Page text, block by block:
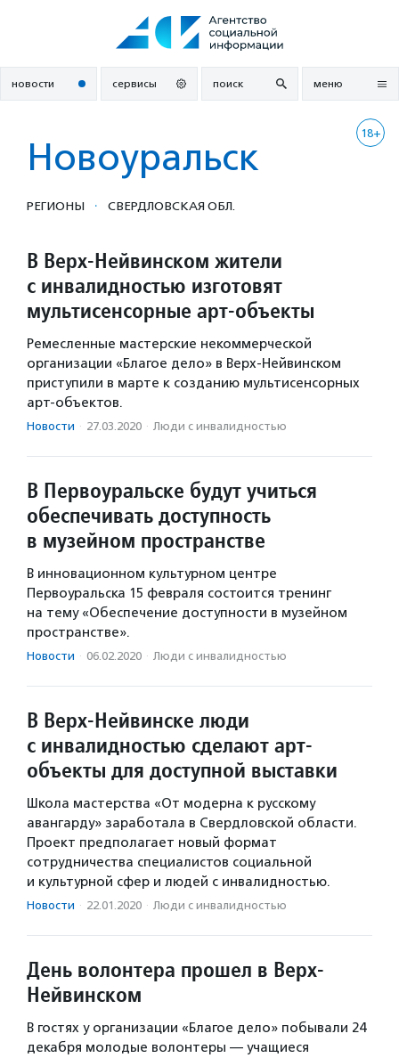
новости сервисы поиск меню
18+
Новоуральск
РЕГИОНЫ · СВЕРДЛОВСКАЯ ОБЛ.
В Верх-Нейвинском жители
с инвалидностью изготовят
мультисенсорные арт-объекты
Ремесленные мастерские некоммерческой
организации «Благое дело» в Верх-Нейвинском
приступили в марте к созданию мультисенсорных
арт-объектов.
Новости · 27.03.2020 · Люди с инвалидностью
В Первоуральске будут учиться
обеспечивать доступность
в музейном пространстве
В инновационном культурном центре
Первоуральска 15 февраля состоится тренинг
на тему «Обеспечение доступности в музейном
пространстве».
Новости · 06.02.2020 · Люди с инвалидностью
В Верх-Нейвинске люди
с инвалидностью сделают арт-
объекты для доступной выставки
Школа мастерства «От модерна к русскому
авангарду» заработала в Свердловской области.
Проект предполагает новый формат
сотрудничества специалистов социальной
и культурной сфер и людей с инвалидностью.
Новости · 22.01.2020 · Люди с инвалидностью
День волонтера прошел в Верх-
Нейвинском
В гостях у организации «Благое дело» побывали 24
декабря молодые волонтеры — учащиеся